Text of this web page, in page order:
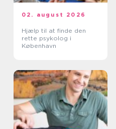
02. august 2026
Hjælp til at finde den
rette psykolog i
København